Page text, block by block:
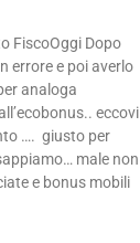
FiscoOggi Dopo
errore e poi averlo
analoga
eccovi
…. giusto per
male non
e bonus mobili